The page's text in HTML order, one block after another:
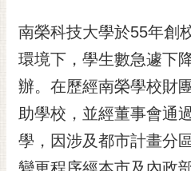
市政資訊
市民互動
黃
偉
哲
南榮科技大學於55年創
環境下，學生數急遽下
辦。在歷經南榮學校財
助學校，並經董事會通
學，因涉及都市計畫分